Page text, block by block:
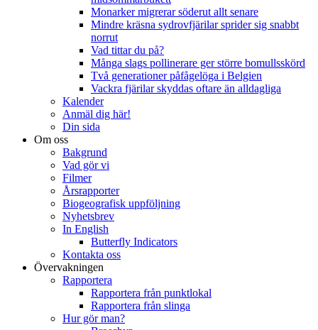
Monarker migrerar söderut allt senare
Mindre kräsna sydrovfjärilar sprider sig snabbt
norrut
Vad tittar du på?
Många slags pollinerare ger större bomullsskörd
Två generationer påfågelöga i Belgien
Vackra fjärilar skyddas oftare än alldagliga
Kalender
Anmäl dig här!
Din sida
Om oss
Bakgrund
Vad gör vi
Filmer
Årsrapporter
Biogeografisk uppföljning
Nyhetsbrev
In English
Butterfly Indicators
Kontakta oss
Övervakningen
Rapportera
Rapportera från punktlokal
Rapportera från slinga
Hur gör man?